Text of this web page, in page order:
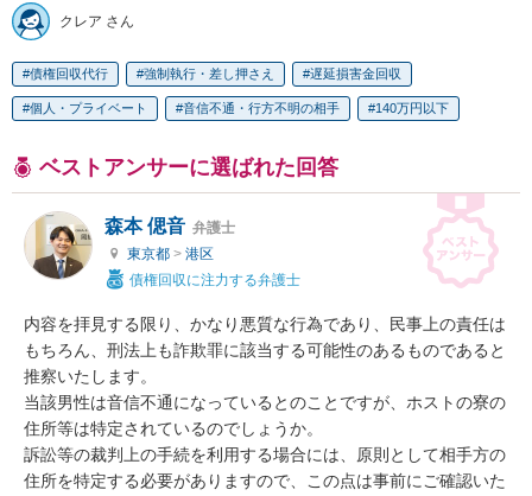
クレア さん
債権回収代行 強制執行・差し押さえ 遅延損害金回収
個人・プライベート 音信不通・行方不明の相手 140万円以下
ベストアンサーに選ばれた回答
森本 偲音 弁護士
東京都 > 港区
債権回収に注力する弁護士
内容を拝見する限り、かなり悪質な行為であり、民事上の責任は
もちろん、刑法上も詐欺罪に該当する可能性のあるものであると
推察いたします。
当該男性は音信不通になっているとのことですが、ホストの寮の
住所等は特定されているのでしょうか。
訴訟等の裁判上の手続を利用する場合には、原則として相手方の
住所を特定する必要がありますので、この点は事前にご確認いた